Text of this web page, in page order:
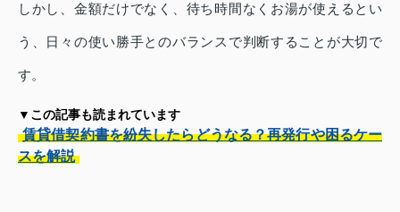
しかし、金額だけでなく、待ち時間なくお湯が使えるとい
う、日々の使い勝手とのバランスで判断することが大切で
す。
▼この記事も読まれています
賃貸借契約書を紛失したらどうなる？再発行や困るケー
スを解説